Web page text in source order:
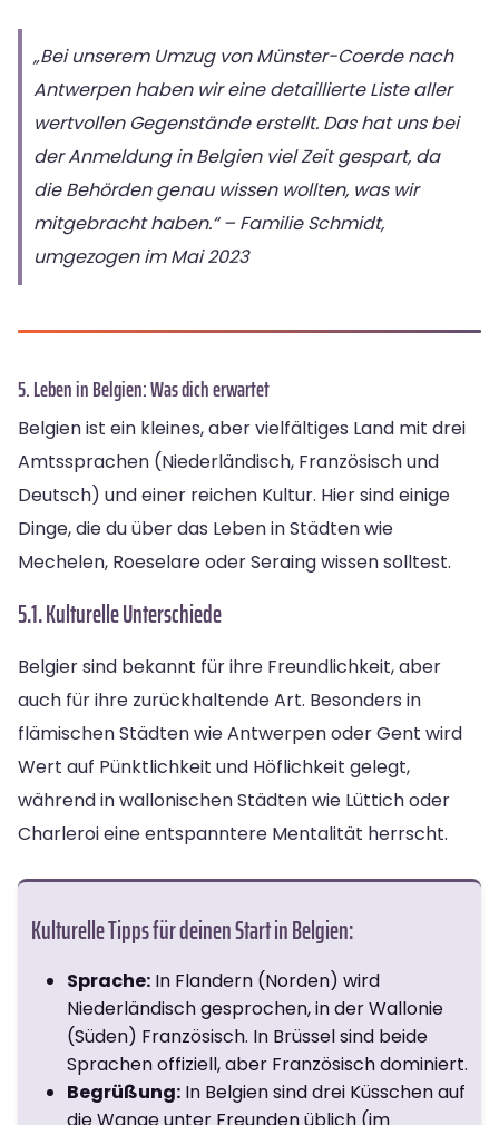
„Bei unserem Umzug von Münster-Coerde nach
Antwerpen haben wir eine detaillierte Liste aller
wertvollen Gegenstände erstellt. Das hat uns bei
der Anmeldung in Belgien viel Zeit gespart, da
die Behörden genau wissen wollten, was wir
mitgebracht haben.“ – Familie Schmidt,
umgezogen im Mai 2023
5. Leben in Belgien: Was dich erwartet
Belgien ist ein kleines, aber vielfältiges Land mit drei
Amtssprachen (Niederländisch, Französisch und
Deutsch) und einer reichen Kultur. Hier sind einige
Dinge, die du über das Leben in Städten wie
Mechelen, Roeselare oder Seraing wissen solltest.
5.1. Kulturelle Unterschiede
Belgier sind bekannt für ihre Freundlichkeit, aber
auch für ihre zurückhaltende Art. Besonders in
flämischen Städten wie Antwerpen oder Gent wird
Wert auf Pünktlichkeit und Höflichkeit gelegt,
während in wallonischen Städten wie Lüttich oder
Charleroi eine entspanntere Mentalität herrscht.
Kulturelle Tipps für deinen Start in Belgien:
Sprache: In Flandern (Norden) wird
Niederländisch gesprochen, in der Wallonie
(Süden) Französisch. In Brüssel sind beide
Sprachen offiziell, aber Französisch dominiert.
Begrüßung: In Belgien sind drei Küsschen auf
die Wange unter Freunden üblich (im